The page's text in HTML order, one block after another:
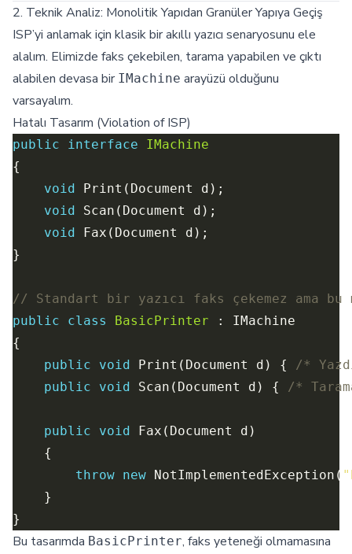
2. Teknik Analiz: Monolitik Yapıdan Granüler Yapıya Geçiş
ISP’yi anlamak için klasik bir akıllı yazıcı senaryosunu ele
alalım. Elimizde faks çekebilen, tarama yapabilen ve çıktı
alabilen devasa bir IMachine arayüzü olduğunu
varsayalım.
Hatalı Tasarım (Violation of ISP)
public interface
IMachine
void
void
void
// Standart bir yazıcı faks çekemez ama bu
public
class BasicPrinter
public
void Print(Document d) { /*
public
void Scan(Document d) { /*
public void
throw new NotImplementedException(
Bu tasarımda BasicPrinter, faks yeteneği olmamasına